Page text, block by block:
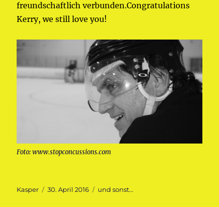
freundschaftlich verbunden.Congratulations
Kerry, we still love you!
Foto: www.stopconcussions.com
Autor
Kasper
Veröffentlicht
30. April 2016 Kategorien
und sonst...